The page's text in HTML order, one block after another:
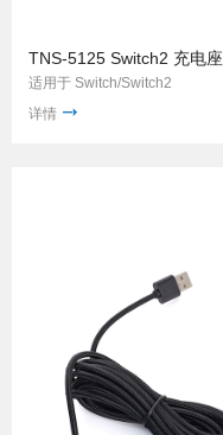
TNS-5125 Switch2 充电座
适用于 Switch/Switch2
详情